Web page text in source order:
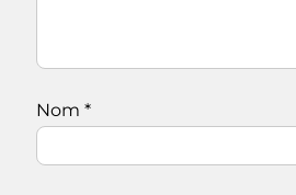
Nom *